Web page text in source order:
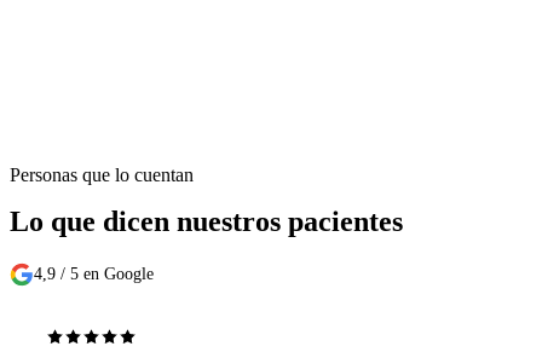
Personas que lo cuentan
Lo que dicen nuestros pacientes
4,9 / 5 en Google